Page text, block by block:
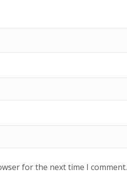
for the next time I comment.